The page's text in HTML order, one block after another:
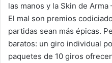
las manos y la Skin de Arma
El mal son premios
partidas sean más épicas.
baratos: un giro individual
paquetes de 10 giros